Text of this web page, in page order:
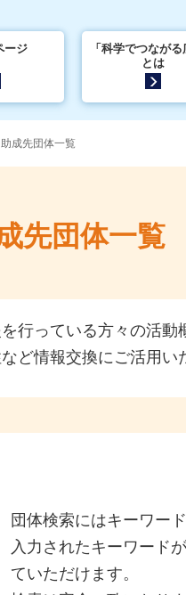
ージ
「科学でつながる
とは
助成先団体一覧
先団体一覧
行っている方々の活
ど情報交換にご活用い
団体検索にはキーワー
入力されたキーワード
ていただけます。